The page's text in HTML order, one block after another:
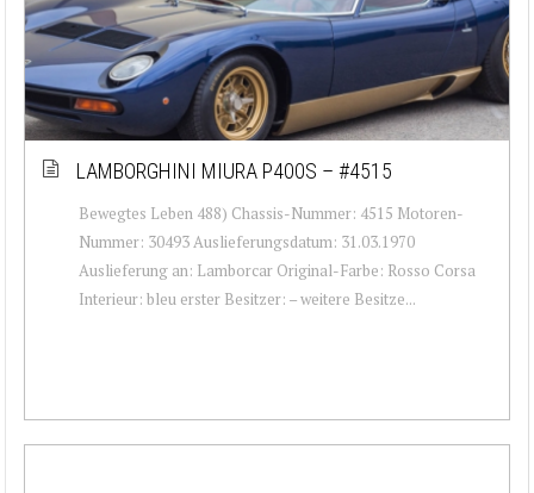
LAMBORGHINI MIURA P400S – #4515
Bewegtes Leben 488) Chassis-Nummer: 4515 Motoren-
Nummer: 30493 Auslieferungsdatum: 31.03.1970
Auslieferung an: Lamborcar Original-Farbe: Rosso Corsa
Interieur: bleu erster Besitzer: – weitere Besitze...